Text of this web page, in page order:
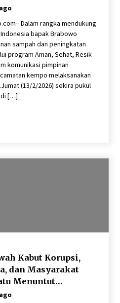
Dalam rangka mendukung
bapak Brabowo
sampah dan peningkatan
program Aman, Sehat, Resik
komunikasi pimpinan
kempo melaksanakan
(13/2/2026) sekira pukul
di […]
Kabut Korupsi,
dan Masyarakat
Menuntut
Dana Desa